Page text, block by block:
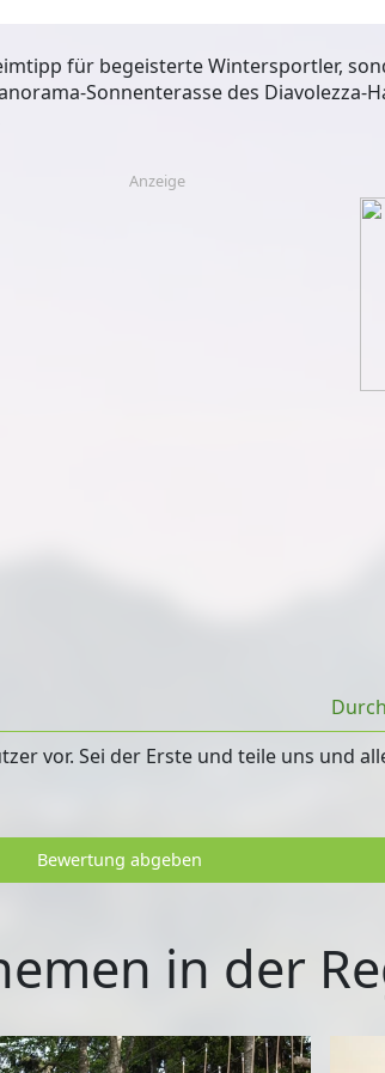
für begeisterte Wintersportler,
Sonnenterasse des Diavolezza-
Anzeige
vor. Sei der Erste und teile uns und
Bewertung abgeben
in der